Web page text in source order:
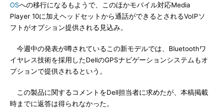
OSへの移行になるもようで、このほかモバイル対応Media
Player 10に加えヘッドセットから通話ができるとされるVoIPソ
フトがオプション提供される見込み。
今週中の発表が噂されているこの新モデルでは、Bluetoothワ
イヤレス技術を採用したDellのGPSナビゲーションシステムもオ
プションで提供されるという。
この製品に関するコメントをDell担当者に求めたが、本稿掲載
時までに返答は得られなかった。